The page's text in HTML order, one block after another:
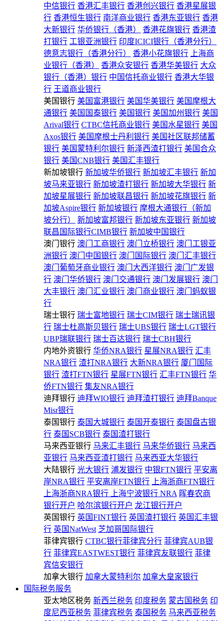
中信银行 香港汇丰银行 香港创兴银行 香港星展银
行 香港恒生银行 南洋商业银行 香港东亚银行 香港
大新银行 华侨银行（香港） 香港花旗银行 香港渣
打银行 工银亚洲银行 印度ICICI银行（香港分行）
德意志银行（香港分行）
香港小花旗银行
上海商
业银行（香港）
香港众安银行 香港华美银行 大众
银行（香港）银行 中国信托商业银行 香港大华银
行 王道商业银行
美国银行 美国富港银行 美国华美银行 美国摩根大
通银行 美国国泰银行 美国银行 美国加州银行 美国
Arival银行 CTBC信托商业银行 美国水星银行 美国
Axos银行 美国摩根士丹利银行 美国社区联邦储蓄
银行 美国蒙特利尔银行 新泽西渣打银行 美国合众
银行 美国CNB银行 美国汇丰银行
新加坡银行 新加坡华侨银行 新加坡汇丰银行 新加
坡马来亚银行 新加坡渣打银行 新加坡大华银行 新
加坡星展银行 新加坡联昌银行 新加坡花旗银行 新
加坡Aspire银行 新加坡银行 摩根大通银行（新加
坡分行）
新加坡富邦银行 新加坡东亚银行 新加坡
联昌国际银行CIMB银行 新加坡中国银行
澳门银行 澳门工商银行 澳门立桥银行 澳门工银亚
洲银行 澳门中国银行 澳门国际银行 澳门汇丰银行
澳门葡萄牙商业银行 澳门大西洋银行 澳门广发银
行 澳门华侨银行 澳门交通银行 澳门发展银行 澳门
大丰银行 澳门汇业银行 澳门商业银行 澳门蚂蚁银
行
瑞士银行 瑞士富地银行 瑞士CIM银行 瑞士瑞讯银
行 瑞士杜高斯贝银行 瑞士UBS银行 瑞士LGT银行
UBP瑞联银行 瑞士百达银行 瑞士CBH银行
内地外资银行 华侨NRA银行 星展NRA银行 汇丰
NRA银行 渣打NRA银行 大新NRA银行 厦门国际
银行 渣打FTN银行 星展FTN银行 汇丰FTN银行 华
侨FTN银行 集友NRA银行
迪拜银行 迪拜WIO银行 迪拜渣打银行 迪拜Banque
Misr银行
泰国银行 泰国大城银行 泰国开泰银行 泰国盘古银
行 泰国SCB银行 泰国渣打银行
马来西亚银行 马来汇丰银行 马来华侨银行 马来西
亚银行 马来西亚渣打银行 马来西亚大华银行
大陆银行 光大银行 浦发银行 中银FTN银行 平安离
岸NRA银行 平安离岸FTN银行
上海浙商FTN银行
上海浙商NRA银行
上海宁波银行 NRA 晖春农商
银行开户 哈尔滨银行开户 龙江银行开户
英国银行 英国FINT银行 英国渣打银行 英国汇丰银
行 英国NatWest 芝加哥国际银行
菲律宾银行 CTBC银行菲律宾分行 菲律宾AUB银
行 菲律宾EASTWEST银行 菲律宾友联银行 菲律
宾信安银行
加拿大银行 加拿大蒙特利尔 加拿大皇家银行
国际税务服务
亚太地区税务 新西兰税务 印度税务 蒙古国税务 印
度尼西亚税务 菲律宾税务 泰国税务 马来西亚税务